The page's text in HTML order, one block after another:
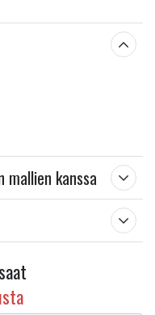
mallien kanssa